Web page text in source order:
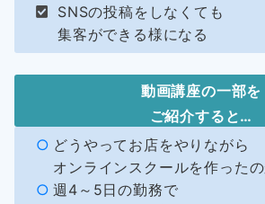
SNSの投稿をしなくても
集客ができる様になる
動画講座の一部を
ご紹介すると…
どうやってお店をやりながら
オンラインスクールを作ったの
週4～5日の勤務で